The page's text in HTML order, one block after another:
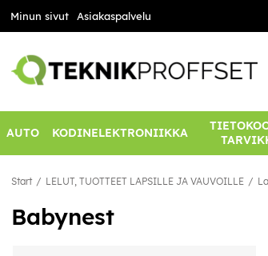
Minun sivut Asiakaspalvelu
AUTO KODINELEKTRONIIKKA
Start LELUT, TUOTTEET LAPSILLE JA VAUVOILLE
Babynest